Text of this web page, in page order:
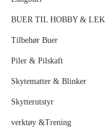
BUER TIL HOBBY & LEK
Tilbehør Buer
Piler & Pilskaft
Skytematter & Blinker
Skytterutstyr
verktøy &Trening